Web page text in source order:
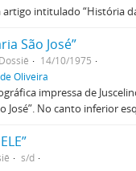
intitulado “História
São José”
Dossiê
14/10/1975
Oliveira
impressa de
José”. No canto inferior
s/d